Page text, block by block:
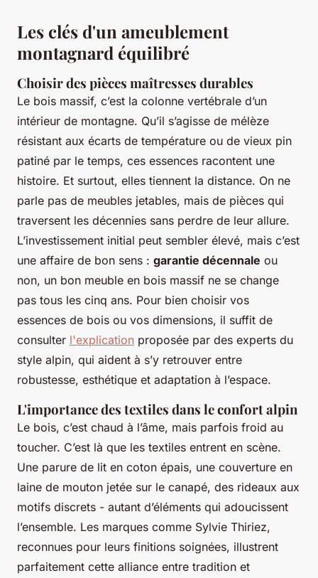
Les clés d'un ameublement
montagnard équilibré
Choisir des pièces maîtresses durables
Le bois massif, c’est la colonne vertébrale d’un
intérieur de montagne. Qu’il s’agisse de mélèze
résistant aux écarts de température ou de vieux pin
patiné par le temps, ces essences racontent une
histoire. Et surtout, elles tiennent la distance. On ne
parle pas de meubles jetables, mais de pièces qui
traversent les décennies sans perdre de leur allure.
L’investissement initial peut sembler élevé, mais c’est
une affaire de bon sens : garantie décennale ou
non, un bon meuble en bois massif ne se change
pas tous les cinq ans. Pour bien choisir vos
essences de bois ou vos dimensions, il suffit de
consulter l'explication proposée par des experts du
style alpin, qui aident à s’y retrouver entre
robustesse, esthétique et adaptation à l’espace.
L'importance des textiles dans le confort alpin
Le bois, c’est chaud à l’âme, mais parfois froid au
toucher. C’est là que les textiles entrent en scène.
Une parure de lit en coton épais, une couverture en
laine de mouton jetée sur le canapé, des rideaux aux
motifs discrets - autant d’éléments qui adoucissent
l’ensemble. Les marques comme Sylvie Thiriez,
reconnues pour leurs finitions soignées, illustrent
parfaitement cette alliance entre tradition et